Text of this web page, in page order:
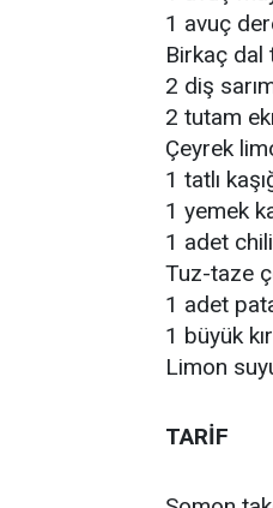
1 avuç
Birkaç dal
2 diş
2 tutam
Çeyrek
1 tatlı
1 yemek
1 adet
Tuz-taze
1 adet
1 büyük
Limon
TARİF